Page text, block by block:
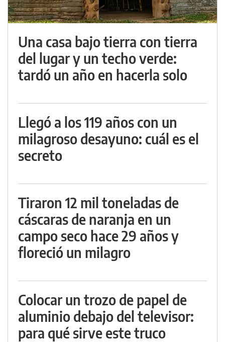
Una casa bajo tierra con tierra
del lugar y un techo verde:
tardó un año en hacerla solo
Llegó a los 119 años con un
milagroso desayuno: cuál es el
secreto
Tiraron 12 mil toneladas de
cáscaras de naranja en un
campo seco hace 29 años y
floreció un milagro
Colocar un trozo de papel de
aluminio debajo del televisor:
para qué sirve este truco